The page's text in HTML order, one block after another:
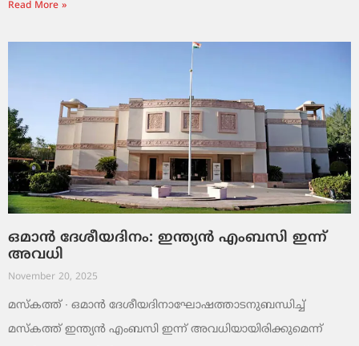
Read More »
ഒമാൻ ദേശീയദിനം: ഇന്ത്യൻ എംബസി ഇന്ന്
അവധി
November 20, 2025
മസ്‌കത്ത് ∙ ഒമാൻ ദേശീയദിനാഘോഷത്താടനുബന്ധിച്ച്
മസ്‌കത്ത് ഇന്ത്യൻ എംബസി ഇന്ന് അവധിയായിരിക്കുമെന്ന്